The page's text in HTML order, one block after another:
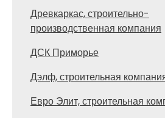
Древкаркас, строительно-
производственная компания
ДСК Приморье
Дэлф, строительная
Евро Элит, строительная